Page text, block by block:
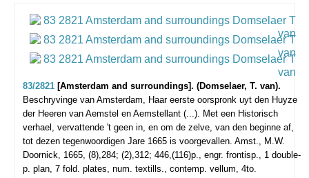
83/2821 [Amsterdam and surroundings]. (Domselaer, T. van).
Beschryvinge van Amsterdam, Haar eerste oorspronk uyt den Huyze
der Heeren van Aemstel en Aemstellant (...). Met een Historisch
verhael, vervattende 't geen in, en om de zelve, van den beginne af,
tot dezen tegenwoordigen Jare 1665 is voorgevallen. Amst., M.W.
Doornick, 1665, (8),284; (2),312; 446,(116)p., engr. frontisp., 1 double-
p. plan, 7 fold. plates, num. textills., contemp. vellum, 4to.